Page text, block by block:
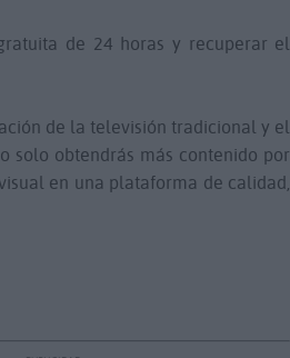
de 24 horas y recuperar el
de la televisión tradicional y el
solo obtendrás más contenido por
en una plataforma de calidad,